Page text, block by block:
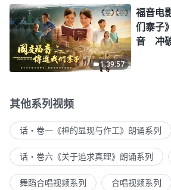
1:39:57
福音电
们寨子
音 冲
其他系列视频
话・卷一《神的显现与作工》朗诵系列
话・卷六《关于追求真理》朗诵系列
舞蹈合唱视频系列 合唱视频系列